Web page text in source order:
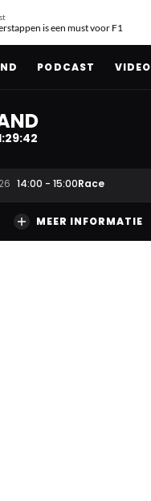
is een must voor F1
PODCAST VIDEO
:29:41
14:00 - 15:00Race
MEER INFORMATIE